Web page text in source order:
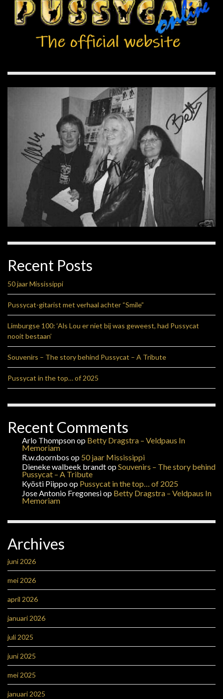
Recent Posts
50 jaar Mississippi
Pussycat-gitarist met verhaal achter “Smile”
Limburgse 100: ‘Als Lou er niet bij was geweest, had Pussycat
nooit bestaan’
Souvenirs – The story behind Pussycat – A Tribute
Pussycat in the top… of 2025
Recent Comments
Arlo Thompsonop Betty Dragstra – Veldpaus In
Memoriam
R.w.doornbos op 50 jaar Mississippi
Dieneke walbeek brandtopSouvenirs – The story behind
Pussycat – A Tribute
Kyösti Piippoop Pussycat in the top… of 2025
Jose Antonio Fregonesiop Betty Dragstra – Veldpaus In
Memoriam
Archives
juni 2026
mei 2026
april 2026
januari 2026
juli 2025
juni 2025
mei 2025
januari 2025